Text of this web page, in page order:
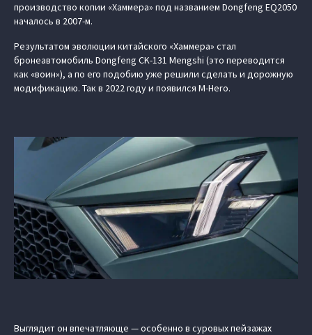
производство копии «Хаммера» под названием Dongfeng EQ2050
началось в 2007-м.
Результатом эволюции китайского «Хаммера» стал
бронеавтомобиль Dongfeng CK-131 Mengshi (это переводится
как «воин»), а по его подобию уже решили сделать и дорожную
модификацию. Так в 2022 году и появился M-Hero.
Выглядит он впечатляюще — особенно в суровых пейзажах